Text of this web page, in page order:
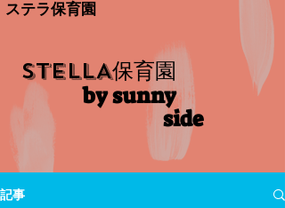
ステラ保育園
STELLA保育園
by sunny
side​
記事